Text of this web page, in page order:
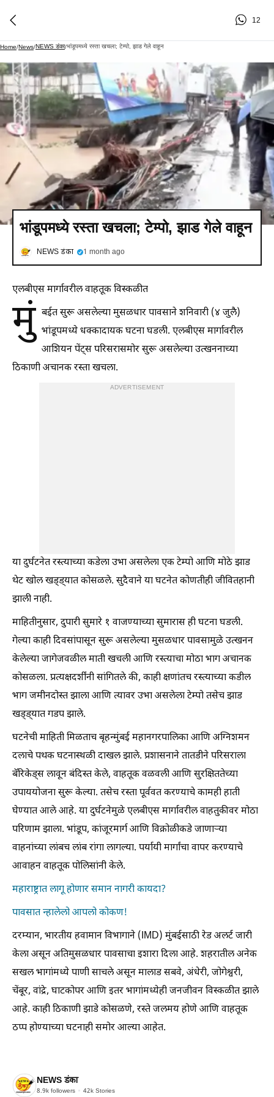
12
Home/News/NEWS डंका/भांडूपमध्ये रस्ता खचला; टेम्पो, झाड गेले वाहून
भांडूपमध्ये रस्ता खचला; टेम्पो, झाड गेले वाहून
NEWS डंका 1 month ago
एलबीएस मार्गावरील वाहतूक विस्कळीत
मुं बईत सुरू असलेल्या मुसळधार पावसाने शनिवारी (४ जुलै)
भांडूपमध्ये धक्कादायक घटना घडली. एलबीएस मार्गावरील
आशियन पेंट्स परिसरासमोर सुरू असलेल्या उत्खननाच्या
ठिकाणी अचानक रस्ता खचला.
ADVERTISEMENT
या दुर्घटनेत रस्त्याच्या कडेला उभा असलेला एक टेम्पो आणि मोठे झाड
थेट खोल खड्ड्यात कोसळले. सुदैवाने या घटनेत कोणतीही जीवितहानी
झाली नाही.
माहितीनुसार, दुपारी सुमारे १ वाजण्याच्या सुमारास ही घटना घडली.
गेल्या काही दिवसांपासून सुरू असलेल्या मुसळधार पावसामुळे उत्खनन
केलेल्या जागेजवळील माती खचली आणि रस्त्याचा मोठा भाग अचानक
कोसळला. प्रत्यक्षदर्शींनी सांगितले की, काही क्षणांतच रस्त्याच्या कडील
भाग जमीनदोस्त झाला आणि त्यावर उभा असलेला टेम्पो तसेच झाड
खड्ड्यात गडप झाले.
घटनेची माहिती मिळताच बृहन्मुंबई महानगरपालिका आणि अग्निशमन
दलाचे पथक घटनास्थळी दाखल झाले. प्रशासनाने तातडीने परिसराला
बॅरिकेड्स लावून बंदिस्त केले, वाहतूक वळवली आणि सुरक्षिततेच्या
उपाययोजना सुरू केल्या. तसेच रस्ता पूर्ववत करण्याचे कामही हाती
घेण्यात आले आहे. या दुर्घटनेमुळे एलबीएस मार्गावरील वाहतुकीवर मोठा
परिणाम झाला. भांडूप, कांजूरमार्ग आणि विक्रोळीकडे जाणाऱ्या
वाहनांच्या लांबच लांब रांगा लागल्या. पर्यायी मार्गांचा वापर करण्याचे
आवाहन वाहतूक पोलिसांनी केले.
महाराष्ट्रात लागू होणार समान नागरी कायदा?
पावसात न्हालेलो आपलो कोकण!
दरम्यान, भारतीय हवामान विभागाने (IMD) मुंबईसाठी रेड अलर्ट जारी
केला असून अतिमुसळधार पावसाचा इशारा दिला आहे. शहरातील अनेक
सखल भागांमध्ये पाणी साचले असून मालाड सबवे, अंधेरी, जोगेश्वरी,
चेंबूर, वांद्रे, घाटकोपर आणि इतर भागांमध्येही जनजीवन विस्कळीत झाले
आहे. काही ठिकाणी झाडे कोसळणे, रस्ते जलमय होणे आणि वाहतूक
ठप्प होण्याच्या घटनाही समोर आल्या आहेत.
NEWS डंका
8.9k followers 42k Stories